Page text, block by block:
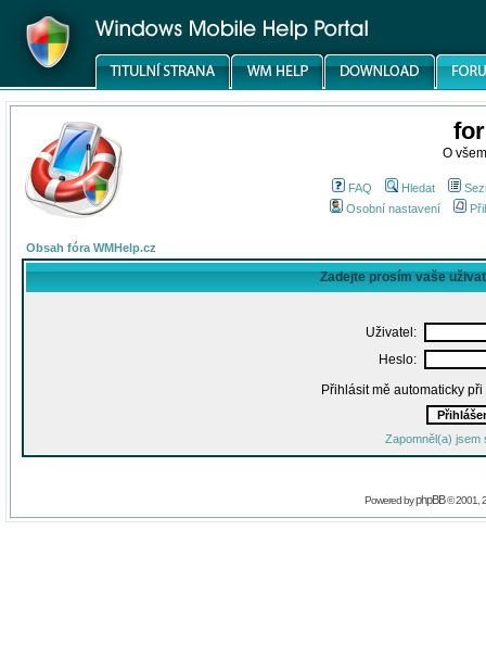
O
FAQ Hledat
Osobní nastavení
Obsah fóra WMHelp.cz
Zadejte prosím vaše
Uživatel:
Heslo:
Přihlásit mě automaticky
Zapomněl(a) jsem
Powered byphpBB© 2001,